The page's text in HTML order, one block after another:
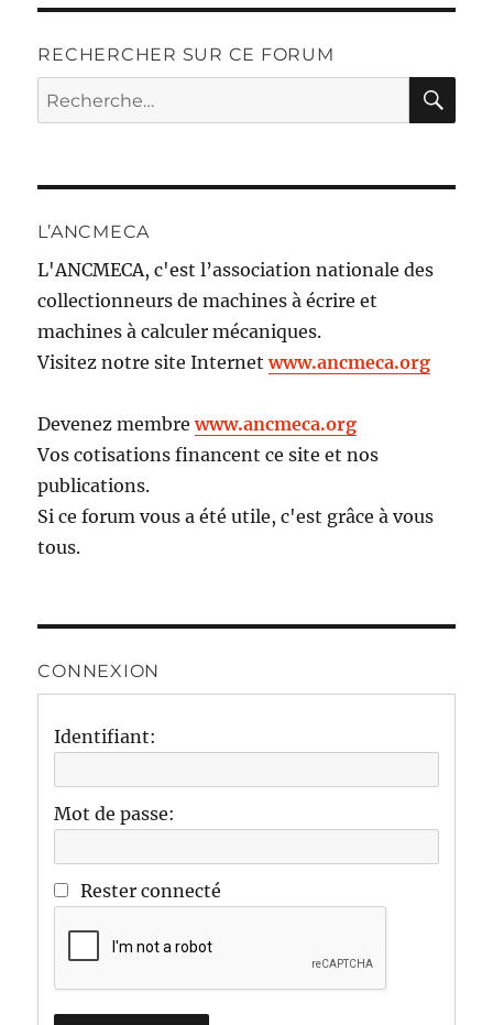
RECHERCHER SUR CE FORUM
Recherche
pour :
L’ANCMECA
L'ANCMECA, c'est l’association nationale des
collectionneurs de machines à écrire et
machines à calculer mécaniques.
Visitez notre site Internetwww.ancmeca.org
Devenez membrewww.ancmeca.org
Vos cotisations financent ce site et nos
publications.
Si ce forum vous a été utile, c'est grâce à vous
tous.
CONNEXION
Identifiant:
Mot de passe:
Rester connecté